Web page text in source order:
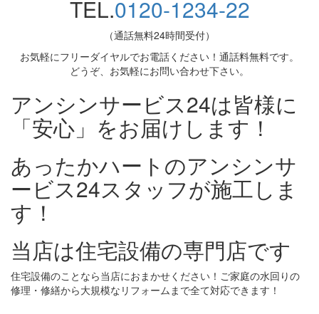
TEL.0120-1234-22
（通話無料24時間受付）
お気軽にフリーダイヤルでお電話ください！通話料無料です。
どうぞ、お気軽にお問い合わせ下さい。
アンシンサービス24は皆様に
「安心」をお届けします！
あったかハートのアンシンサ
ービス24スタッフが施工しま
す！
当店は住宅設備の専門店です
住宅設備のことなら当店におまかせください！ご家庭の水回りの
修理・修繕から大規模なリフォームまで全て対応できます！